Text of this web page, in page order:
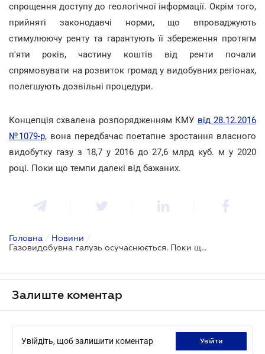
спрощення доступу до геологічної інформації. Окрім того,
прийняті законодавчі норми, що впроваджують
стимулюючу ренту та гарантують її збереження протягм
п'яти років, частину коштів від ренти почали
спрямовувати на розвиток громад у видобувних регіонах,
полегшують дозвільні процедури.
Концепція схвалена розпорядженням КМУ від 28.12.2016
№1079-р, вона передбачає поетапне зростання власного
видобутку газу з 18,7 у 2016 до 27,6 млрд куб. м у 2020
році. Поки що темпи далекі від бажаних.
Головна / Новини /
Газовидобувна галузь осучаснюється. Поки що на папері
Залиште коментар
Увійдіть, щоб залишити коментар увійти